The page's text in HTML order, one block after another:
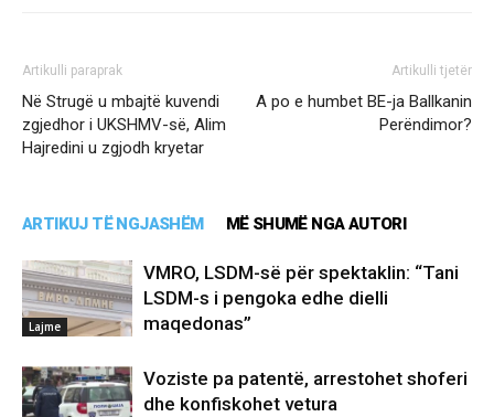
Artikulli paraprak
Në Strugë u mbajtë kuvendi
zgjedhor i UKSHMV-së, Alim
Hajredini u zgjodh kryetar
Artikulli tjetër
A po e humbet BE-ja Ballkanin
Perëndimor?
ARTIKUJ TË NGJASHËM MË SHUMË NGA AUTORI
Lajme
VMRO, LSDM-së për spektaklin: “Tani
LSDM-s i pengoka edhe dielli
maqedonas”
Voziste pa patentë, arrestohet shoferi
dhe konfiskohet vetura